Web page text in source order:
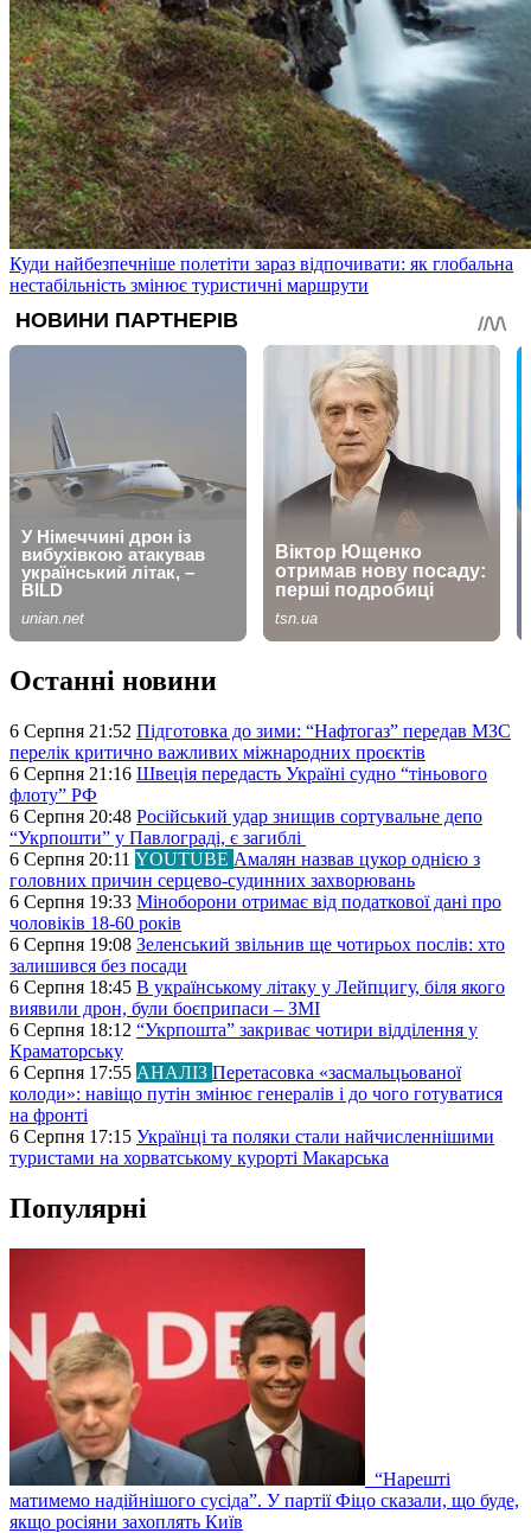
Куди найбезпечніше полетіти зараз відпочивати: як глобальна
нестабільність змінює туристичні маршрути
Останні новини
6 Серпня 21:52 Підготовка до зими: “Нафтогаз” передав МЗС
перелік критично важливих міжнародних проєктів
6 Серпня 21:16 Швеція передасть Україні судно “тіньового
флоту” РФ
6 Серпня 20:48 Російський удар знищив сортувальне депо
“Укрпошти” у Павлограді, є загиблі
6 Серпня 20:11 YOUTUBE Амалян назвав цукор однією з
головних причин серцево-судинних захворювань
6 Серпня 19:33 Міноборони отримає від податкової дані про
чоловіків 18-60 років
6 Серпня 19:08 Зеленський звільнив ще чотирьох послів: хто
залишився без посади
6 Серпня 18:45 В українському літаку у Лейпцигу, біля якого
виявили дрон, були боєприпаси – ЗМІ
6 Серпня 18:12 “Укрпошта” закриває чотири відділення у
Краматорську
6 Серпня 17:55 АНАЛІЗ Перетасовка «засмальцьованої
колоди»: навіщо путін змінює генералів і до чого готуватися
на фронті
6 Серпня 17:15 Українці та поляки стали найчисленнішими
туристами на хорватському курорті Макарська
Популярні
“Нарешті
матимемо надійнішого сусіда”. У партії Фіцо сказали, що буде,
якщо росіяни захоплять Київ